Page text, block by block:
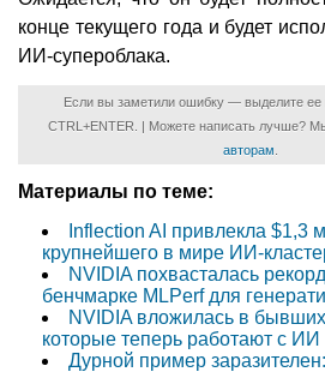
конце текущего года и будет
ИИ-супероблака.
Если вы заметили ошибку — выделите
CTRL+ENTER. | Можете написать лучше?
авторам
Материалы по теме:
Inflection AI привлекла $1,3
крупнейшего в мире ИИ-
NVIDIA похвасталась
бенчмарке MLPerf для
NVIDIA вложилась в
которые теперь работают с ИИ
Дурной пример